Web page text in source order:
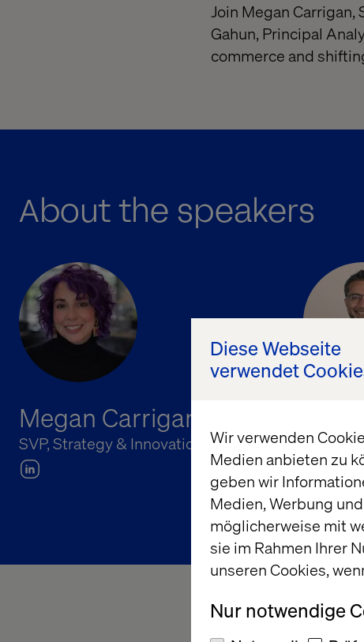
Diese Webseite
verwendet
Wir verwenden
Medien anbieten zu
geben wir
Medien, Werbung
möglicherweise mit
sie im Rahmen Ihrer
unseren Cookies,
Nur notwendige
Join Megan
Gahun, Principal
commerce and
About the speakers
Megan Carrigan
SVP, Strategy & Innovation, Valtech